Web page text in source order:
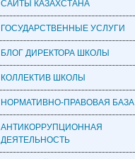
САЙТЫ КАЗАХСТАНА
ГОСУДАРСТВЕННЫЕ УСЛУГИ
БЛОГ ДИРЕКТОРА ШКОЛЫ
КОЛЛЕКТИВ ШКОЛЫ
НОРМАТИВНО-ПРАВОВАЯ БАЗА
АНТИКОРРУПЦИОННАЯ
ДЕЯТЕЛЬНОСТЬ